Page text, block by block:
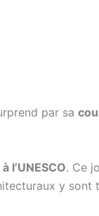
par sa
l’UNESCO. Ce
y